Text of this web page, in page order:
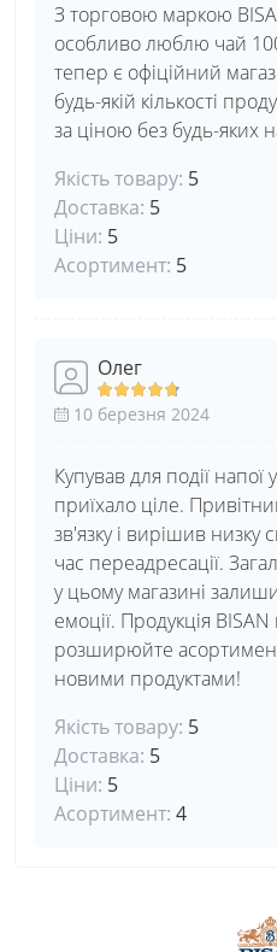
З торговою маркою
особливо люблю чай
тепер є офіційний
будь-якій кількості
за ціною без будь-яких
Якість товару: 5
Доставка: 5
Ціни: 5
Асортимент: 5
Олег
10 березня 2024
Купував для події напої
приїхало ціле.
зв'язку і вирішив низку
час переадресації.
у цьому магазині
емоції. Продукція
розширюйте
новими продуктами!
Якість товару: 5
Доставка: 5
Ціни: 5
Асортимент: 4